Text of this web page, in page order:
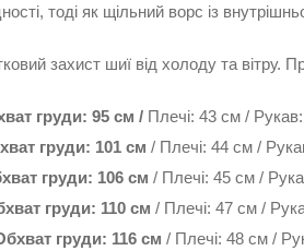
тоді як щільний ворс із
захист шиї від холоду та вітру.
груди: 95 см / Плечі: 43 см /
груди: 101 см / Плечі: 44 см /
груди: 106 см / Плечі: 45 см /
груди: 110 см / Плечі: 47 см /
груди: 116 см / Плечі: 48 см /